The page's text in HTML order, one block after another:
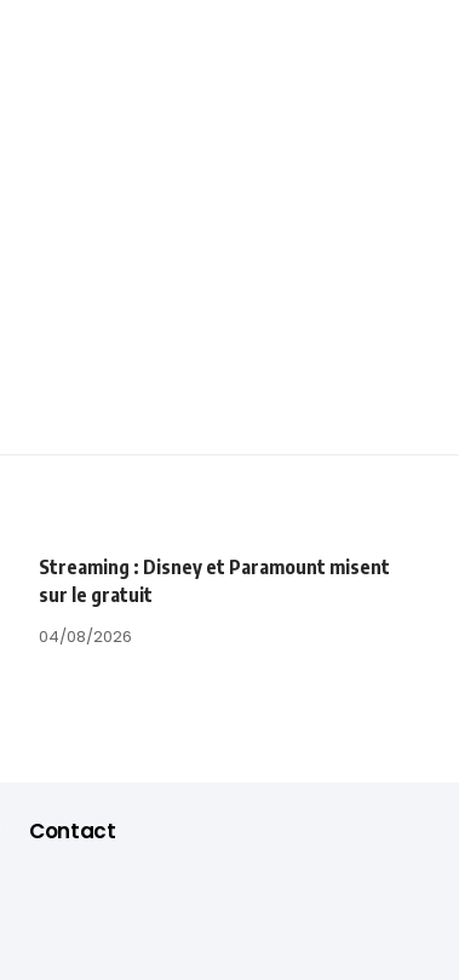
Streaming : Disney et Paramount misent
sur le gratuit
04/08/2026
Contact